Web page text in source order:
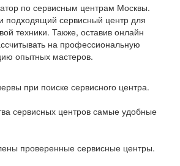
по сервисным центрам Москвы.
подходящий сервисный центр для
техники. Также, оставив онлайн
на профессиональную
опытных мастеров.
при поиске сервисного центра.
сервисных центров самые удобные
проверенные сервисные центры.